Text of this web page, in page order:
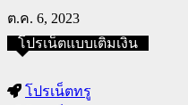
ต.ค. 6, 2023
โปรเน็ตแบบเติมเงิน
โปรเน็ตทรู